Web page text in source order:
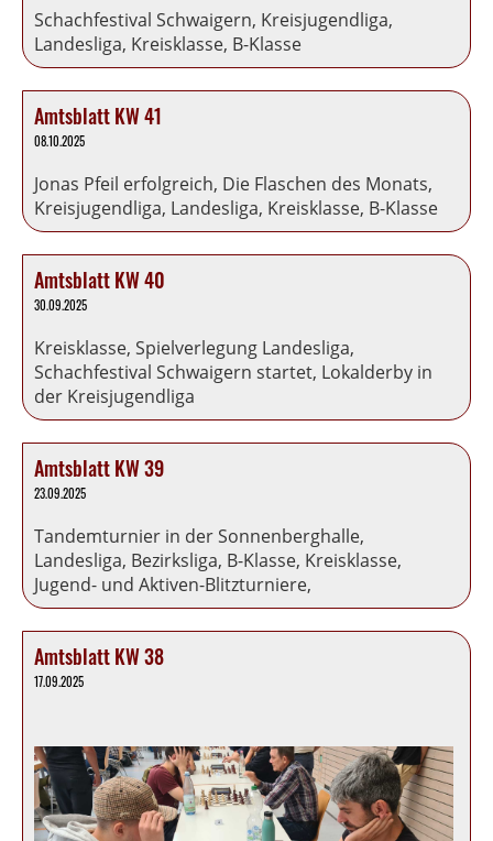
Schachfestival Schwaigern, Kreisjugendliga,
Landesliga, Kreisklasse, B-Klasse
Amtsblatt KW 41
08.10.2025
Jonas Pfeil erfolgreich, Die Flaschen des Monats,
Kreisjugendliga, Landesliga, Kreisklasse, B-Klasse
Amtsblatt KW 40
30.09.2025
Kreisklasse, Spielverlegung Landesliga,
Schachfestival Schwaigern startet, Lokalderby in
der Kreisjugendliga
Amtsblatt KW 39
23.09.2025
Tandemturnier in der Sonnenberghalle,
Landesliga, Bezirksliga, B-Klasse, Kreisklasse,
Jugend- und Aktiven-Blitzturniere,
Amtsblatt KW 38
17.09.2025